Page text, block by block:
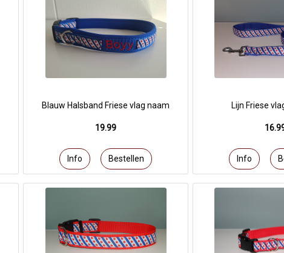
Blauw Halsband Friese vlag naam
19.99
Lijn Friese